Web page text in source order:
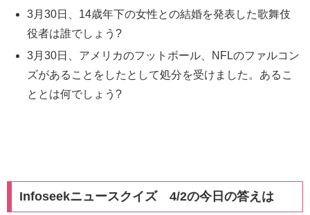
3月30日、14歳年下の女性との結婚を発表した歌舞伎
役者は誰でしょう?
3月30日、アメリカのフットボール、NFLのファルコン
ズがあることをしたとして処分を受けました。あるこ
ととは何でしょう?
Infoseekニュースクイズ 4/2の今日の答えは